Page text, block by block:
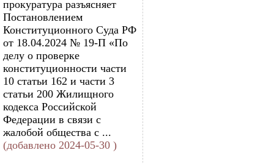
прокуратура разъясняет
Постановлением
Конституционного Суда РФ
от 18.04.2024 № 19-П «По
делу о проверке
конституционности части
10 статьи 162 и части 3
статьи 200 Жилищного
кодекса Российской
Федерации в связи с
жалобой общества с ...
(добавлено 2024-05-30 )